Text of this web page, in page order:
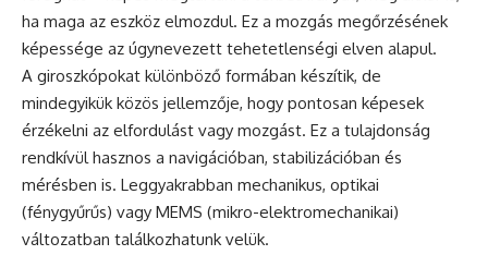
ha maga az eszköz elmozdul. Ez a mozgás megőrzésének
képessége az úgynevezett tehetetlenségi elven alapul.
A giroszkópokat különböző formában készítik, de
mindegyikük közös jellemzője, hogy pontosan képesek
érzékelni az elfordulást vagy mozgást. Ez a tulajdonság
rendkívül hasznos a navigációban, stabilizációban és
mérésben is. Leggyakrabban mechanikus, optikai
(fénygyűrűs) vagy MEMS (mikro-elektromechanikai)
változatban találkozhatunk velük.